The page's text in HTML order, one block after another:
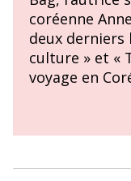
coréenne
deux derniers
culture » et «
voyage en